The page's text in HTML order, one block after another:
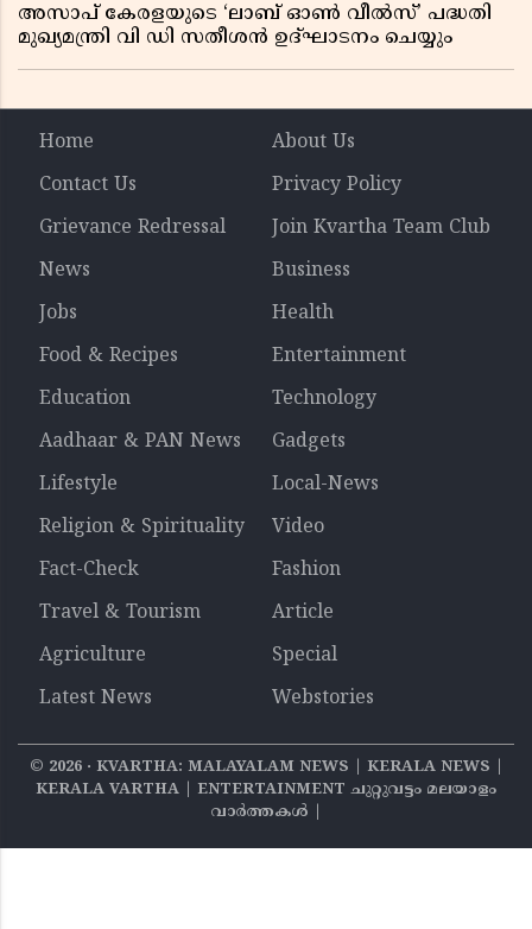
അസാപ് കേരളയുടെ ‘ലാബ് ഓൺ വീൽസ്’ പദ്ധതി
മുഖ്യമന്ത്രി വി ഡി സതീശൻ ഉദ്ഘാടനം ചെയ്യും
Home
About Us
Contact Us
Privacy Policy
Grievance Redressal
Join Kvartha Team Club
News
Business
Jobs
Health
Food & Recipes
Entertainment
Education
Technology
Aadhaar & PAN News
Gadgets
Lifestyle
Local-News
Religion & Spirituality
Video
Fact-Check
Fashion
Travel & Tourism
Article
Agriculture
Special
Latest News
Webstories
© 2026‧ KVARTHA: MALAYALAM NEWS | KERALA NEWS |
KERALA VARTHA | ENTERTAINMENT ചുറ്റുവട്ടം മലയാളം
വാര്‍ത്തകൾ |